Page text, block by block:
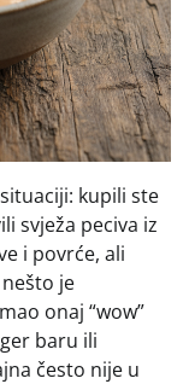
kupili ste
svježa peciva iz
i povrće, ali
je
onaj “wow”
baru ili
često nije u